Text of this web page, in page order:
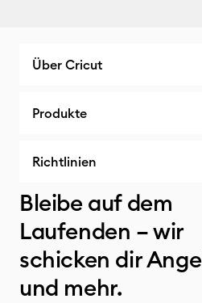
Über Cricut
Produkte
Richtlinien
Bleibe auf dem
Laufenden – wir
schicken dir
und mehr.